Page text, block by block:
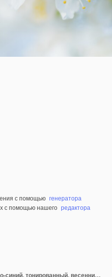
с помощью генератора
с помощью нашего редактора
Вишневый цвет, пастельно-синий, тонированный, весенний фон